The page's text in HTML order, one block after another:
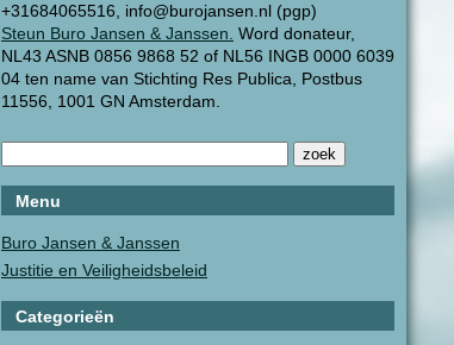
+31684065516, info@burojansen.nl (pgp)
Steun Buro Jansen & Janssen. Word donateur,
NL43 ASNB 0856 9868 52 of NL56 INGB 0000 6039
04 ten name van Stichting Res Publica, Postbus
11556, 1001 GN Amsterdam.
Menu
Buro Jansen & Janssen
Justitie en Veiligheidsbeleid
Categorieën